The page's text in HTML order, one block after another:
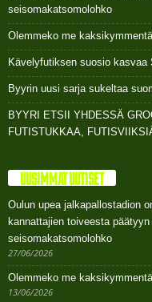
seisomakatsomolohko
Olemmeko me
Kävelyfutiksen suosio kasvaa
Byyrin uusi sarja sukeltaa
BYYRI ETSII YHDESSÄ
FUTISTUKKAA,
UUSIMMAT UUTISET
Oulun upea jalkapallostadion
kannattajien toiveesta
seisomakatsomolohko
27/06/2026
Olemmeko me
13/06/2026